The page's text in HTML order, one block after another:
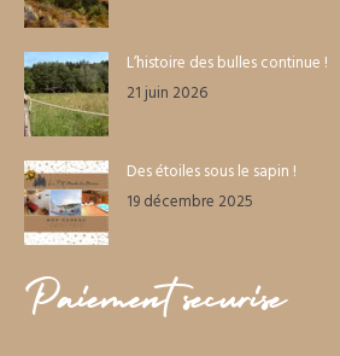
L’histoire des bulles continue !
21 juin 2026
Des étoiles sous le sapin !
19 décembre 2025
Paiement sécurisé